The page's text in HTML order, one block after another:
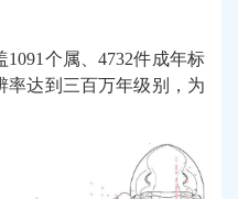
个属、4732件成年标
率达到三百万年级别，为